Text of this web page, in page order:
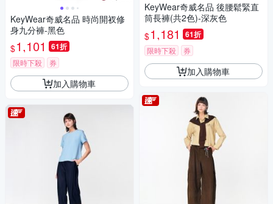
KeyWear奇威名品 時尚開衩修
身九分褲-黑色
$1,101 61折
限時下殺 券
加入購物車
KeyWear奇威名品 後腰鬆緊直
筒長褲(共2色)-深灰色
$1,181 61折
限時下殺 券
加入購物車